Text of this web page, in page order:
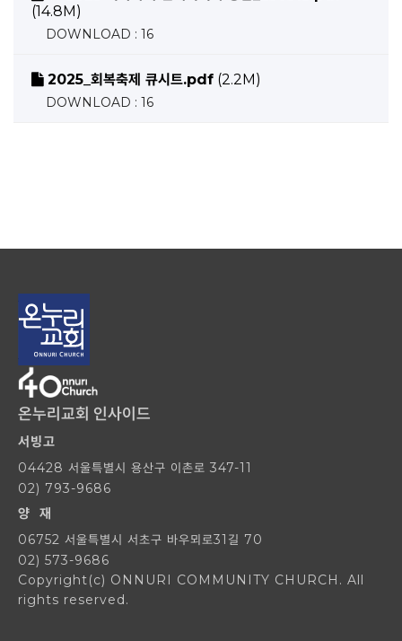
(14.8M)
DOWNLOAD : 16
2025_회복축제 큐시트.pdf (2.2M)
DOWNLOAD : 16
온누리교회 인사이드
서빙고
04428 서울특별시 용산구 이촌로 347-11
02) 793-9686
양 재
06752 서울특별시 서초구 바우뫼로31길 70
02) 573-9686
Copyright(c) ONNURI COMMUNITY CHURCH. All
rights reserved.